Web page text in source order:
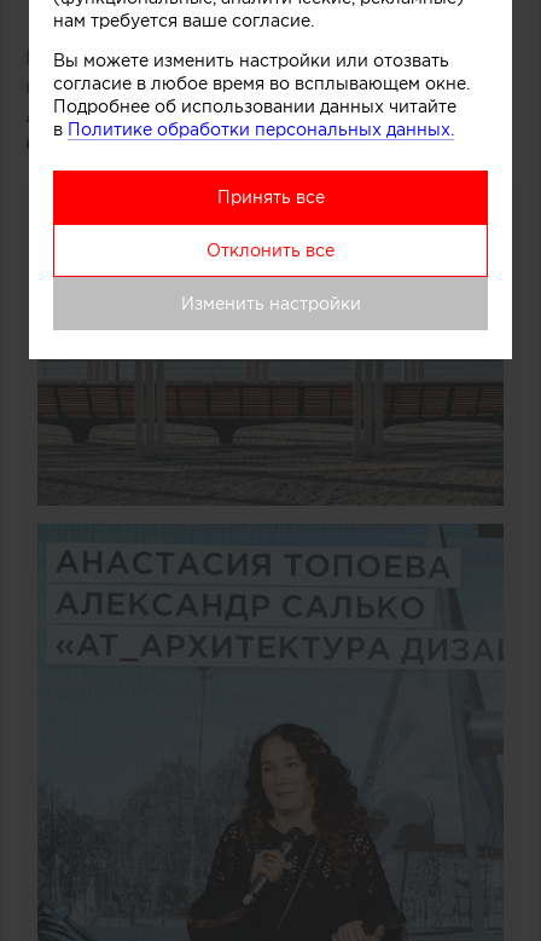
Победитель: проект «Бухта маленького
капитана»
Анастасия Топоева, Александр
Салько(«AT_архитектура дизайн»)
нам требуется ваше согласие.
Вы можете изменить настройки или отозвать
согласие в любое время во всплывающем окне.
Подробнее об использовании данных читайте
в Политике обработки персональных данных.
Принять все
Отклонить все
Изменить настройки